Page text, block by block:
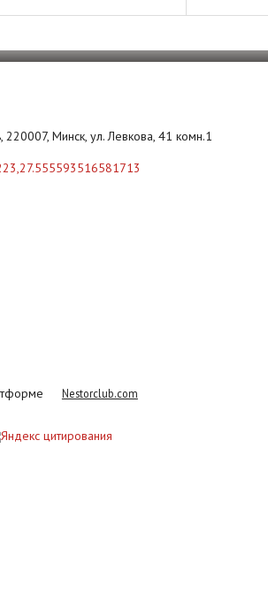
220007, Минск, ул. Левкова, 41 комн.1
Nestorclub.com